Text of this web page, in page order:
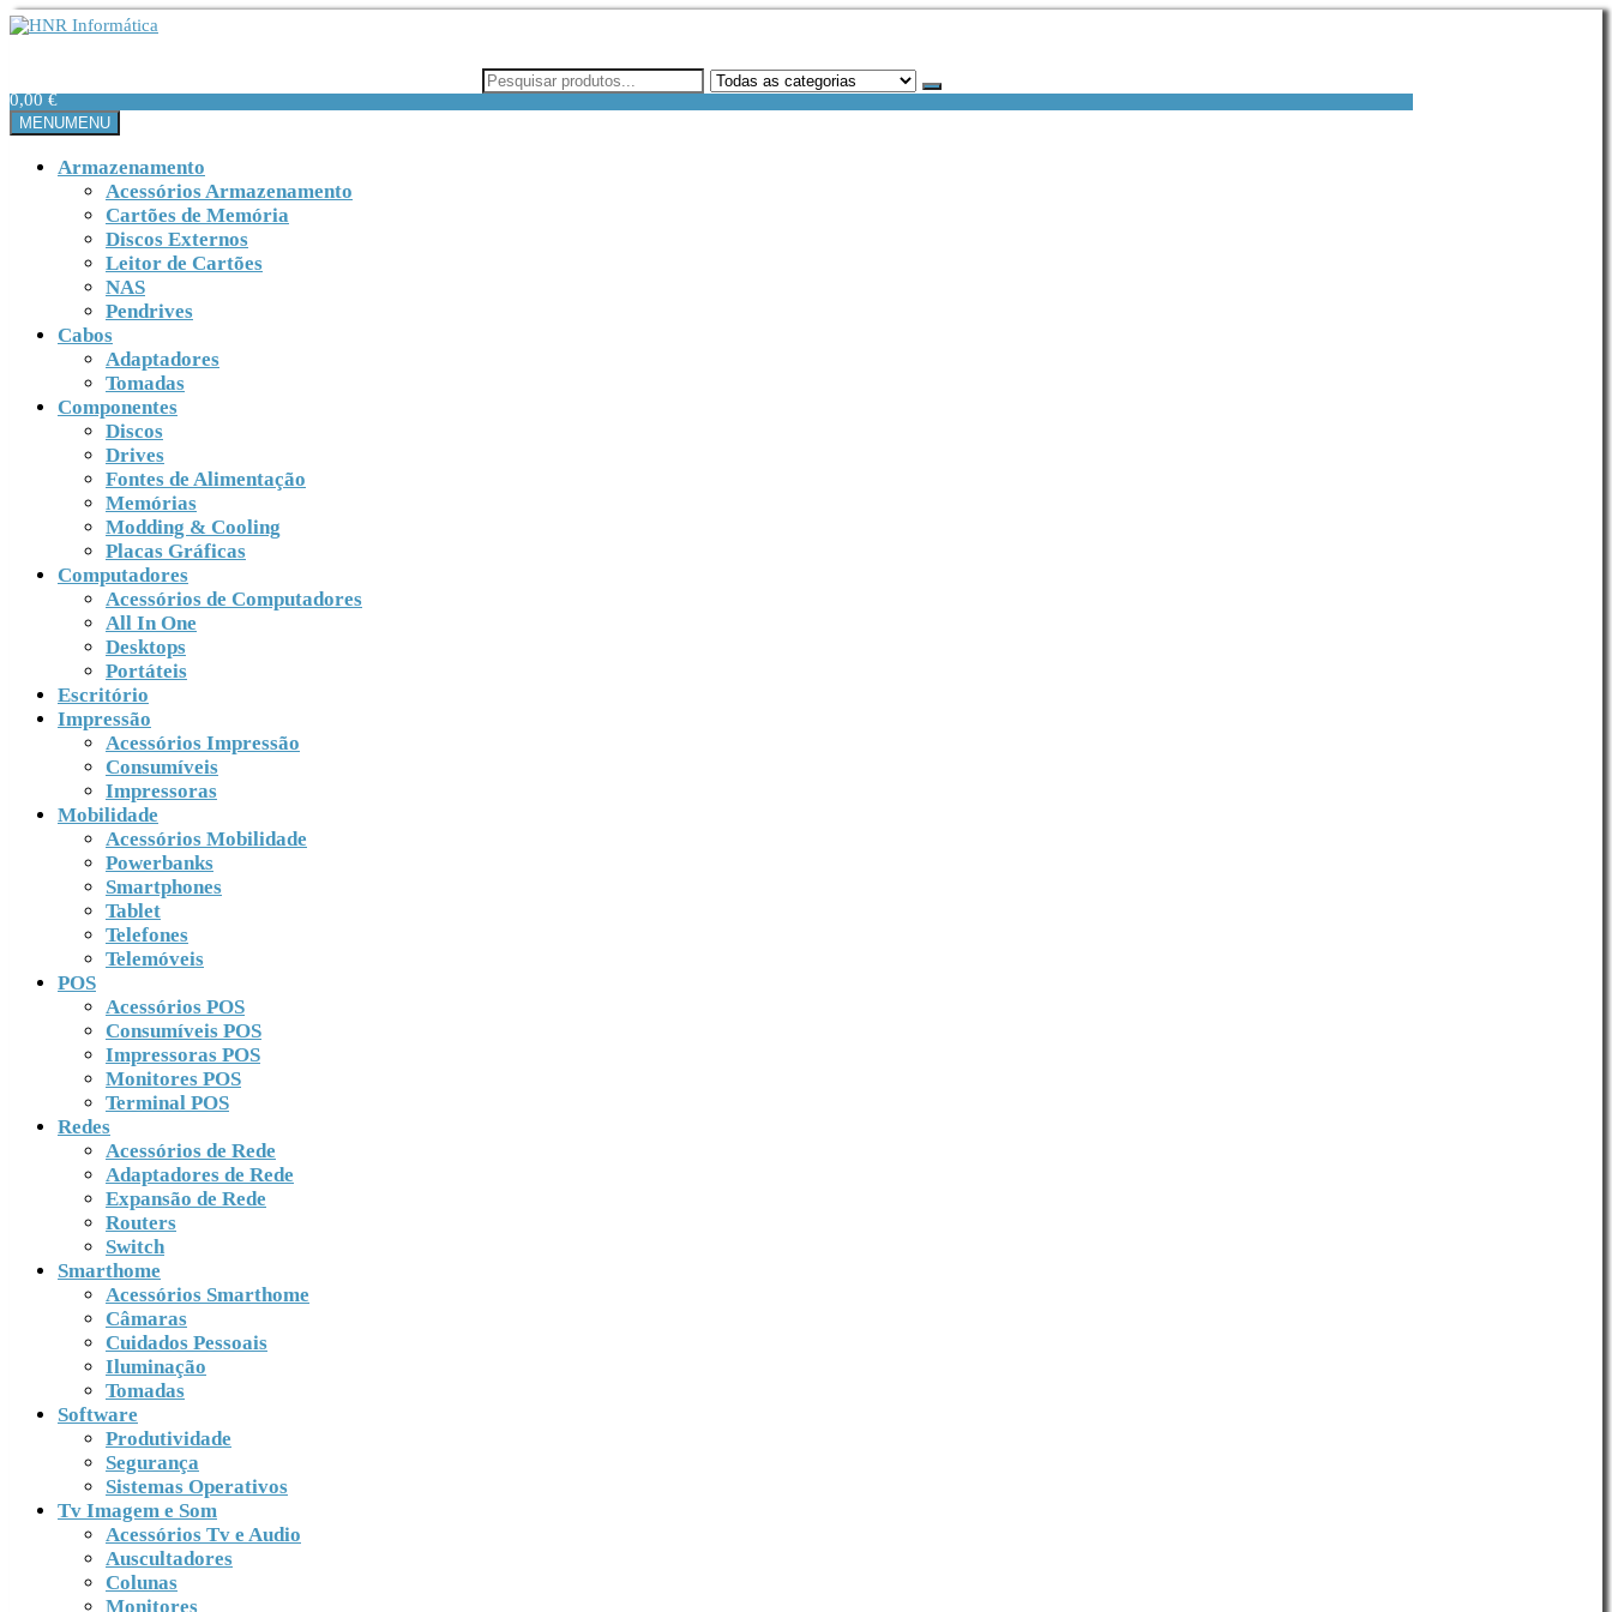
Saltar
para
0,00 €
MENUMENU
Armazenamento
Acessórios Armazenamento
Cartões de Memória
Discos Externos
Leitor de Cartões
NAS
Pendrives
Cabos
Adaptadores
Tomadas
Componentes
Discos
Drives
Fontes de Alimentação
Memórias
Modding & Cooling
Placas Gráficas
Computadores
Acessórios de Computadores
All In One
Desktops
Portáteis
Escritório
Impressão
Acessórios Impressão
Consumíveis
Impressoras
Mobilidade
Acessórios Mobilidade
Powerbanks
Smartphones
Tablet
Telefones
Telemóveis
POS
Acessórios POS
Consumíveis POS
Impressoras POS
Monitores POS
Terminal POS
Redes
Acessórios de Rede
Adaptadores de Rede
Expansão de Rede
Routers
Switch
Smarthome
Acessórios Smarthome
Câmaras
Cuidados Pessoais
Iluminação
Tomadas
Software
Produtividade
Segurança
Sistemas Operativos
Tv Imagem e Som
Acessórios Tv e Audio
Auscultadores
Colunas
Monitores